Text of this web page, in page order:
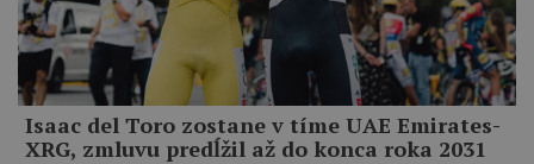
Isaac del Toro zostane v tíme UAE Emirates-
XRG, zmluvu predĺžil až do konca roka 2031